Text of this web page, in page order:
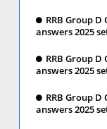
RRB Group
answers 2025
RRB Group
answers 2025
RRB Group
answers 2025